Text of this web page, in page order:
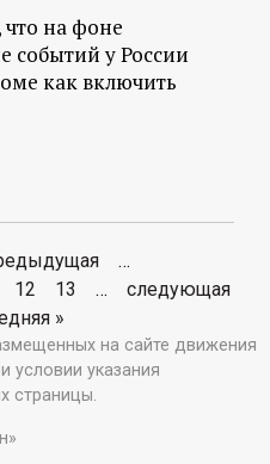
на фоне
событий у России
как включить
…
12 13 …
следующая
»
на сайте движения
условии указания
страницы.